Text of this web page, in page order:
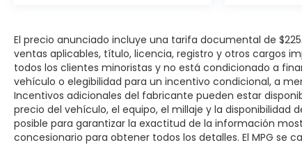
El precio anunciado incluye una tarifa documental de
ventas aplicables, título, licencia, registro y otros cargos
todos los clientes minoristas y no está condicionado a
vehículo o elegibilidad para un incentivo condicional, a
Incentivos adicionales del fabricante pueden estar
precio del vehículo, el equipo, el millaje y la
posible para garantizar la exactitud de la información
concesionario para obtener todos los detalles. El MPG se